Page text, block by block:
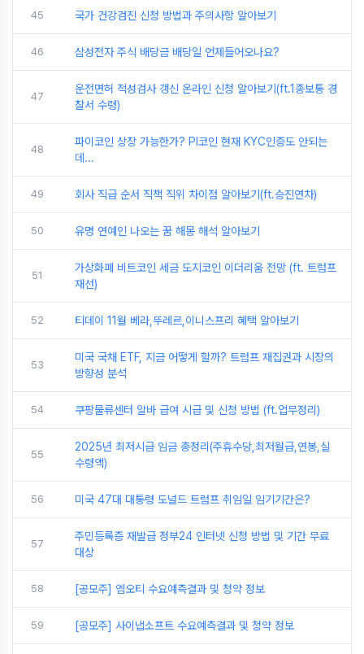
45 국가 건강검진 신청 방법과 주의사항 알아보기
46 삼성전자 주식 배당금 배당일 언제들어오나요?
47
운전면허 적성검사 갱신 온라인 신청 알아보기(ft.1종보통 경
찰서 수령)
48
파이코인 상장 가능한가? PI코인 현재 KYC인증도 안되는
데...
49 회사 직급 순서 직책 직위 차이점 알아보기(ft.승진연차)
50 유명 연예인 나오는 꿈 해몽 해석 알아보기
51
가상화폐 비트코인 세금 도지코인 이더리움 전망 (ft. 트럼프
재선)
52 티데이 11월 베라,뚜레르,이니스프리 혜택 알아보기
53
미국 국채 ETF, 지금 어떻게 할까? 트럼프 재집권과 시장의
방향성 분석
54 쿠팡물류센터 알바 급여 시급 및 신청 방법 (ft.업무정리)
55
2025년 최저시급 임금 총정리(주휴수당,최저월급,연봉,실
수령액)
56 미국 47대 대통령 도널드 트럼프 취임일 임기기간은?
57
주민등록증 재발급 정부24 인터넷 신청 방법 및 기간 무료
대상
58 [공모주] 엠오티 수요예측결과 및 청약 정보
59 [공모주] 사이냅소프트 수요예측결과 및 청약 정보